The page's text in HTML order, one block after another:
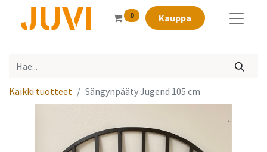
0 Kauppa
Kaikki tuotteet Sängynpääty Jugend 105 cm